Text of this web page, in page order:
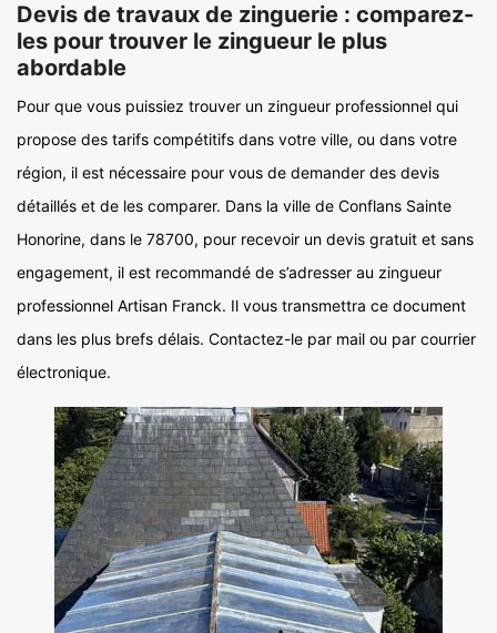
Devis de travaux de zinguerie : comparez-
les pour trouver le zingueur le plus
abordable
Pour que vous puissiez trouver un zingueur professionnel qui
propose des tarifs compétitifs dans votre ville, ou dans votre
région, il est nécessaire pour vous de demander des devis
détaillés et de les comparer. Dans la ville de Conflans Sainte
Honorine, dans le 78700, pour recevoir un devis gratuit et sans
engagement, il est recommandé de s’adresser au zingueur
professionnel Artisan Franck. Il vous transmettra ce document
dans les plus brefs délais. Contactez-le par mail ou par courrier
électronique.